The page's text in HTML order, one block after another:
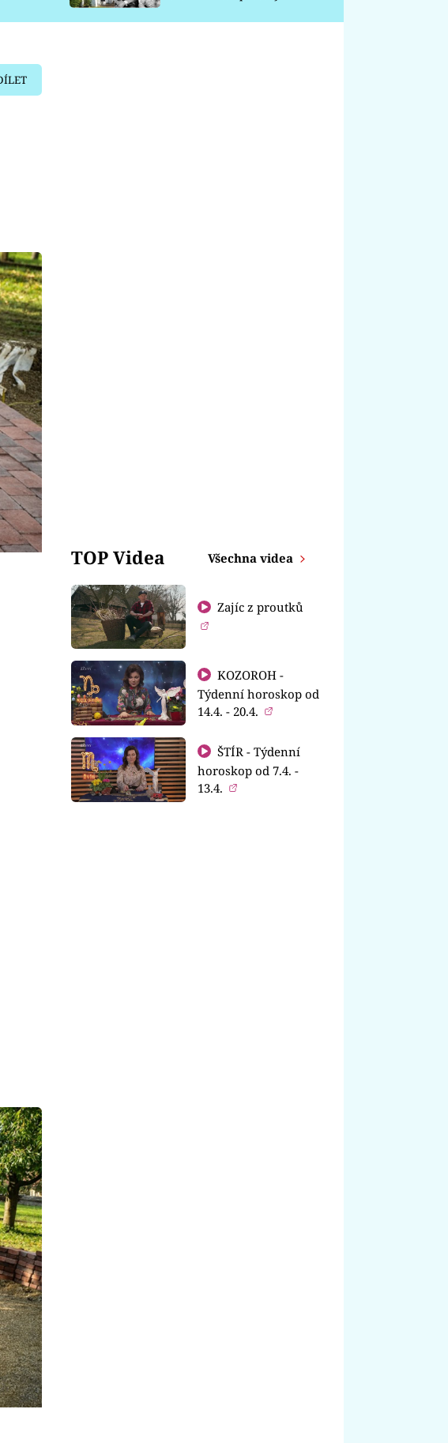
TOP Videa Všechna videa
Zajíc z proutků
KOZOROH -
Týdenní horoskop od
14.4. - 20.4.
ŠTÍR - Týdenní
horoskop od 7.4. -
13.4.